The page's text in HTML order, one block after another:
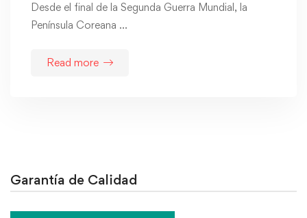
Desde el final de la Segunda Guerra Mundial, la
Península Coreana …
Read more
Garantía de Calidad